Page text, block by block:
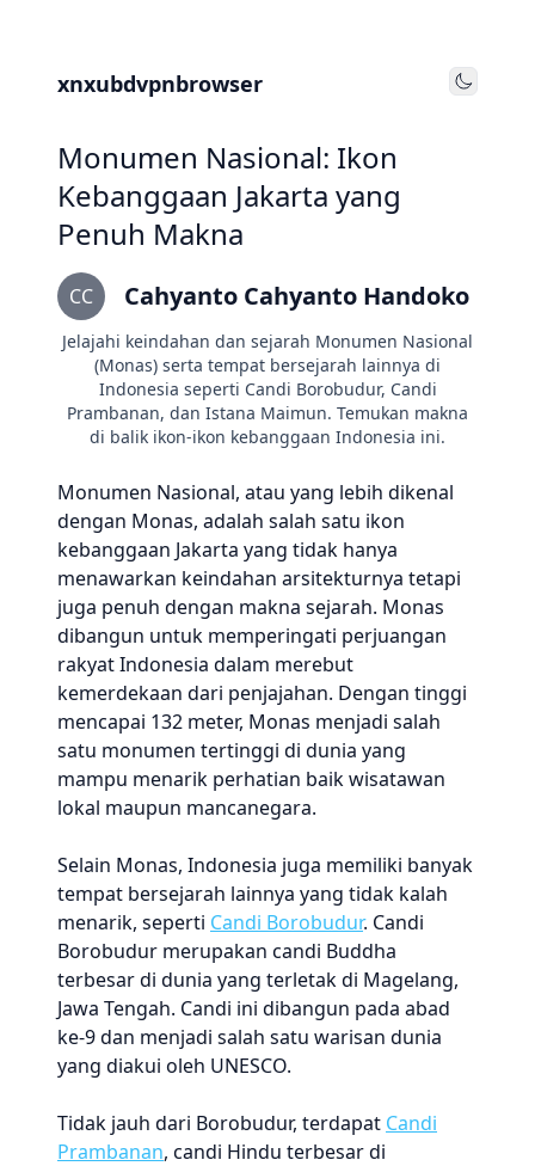
xnxubdvpnbrowser Toggle
Monumen Nasional: Ikon
Kebanggaan Jakarta yang
Penuh Makna
CC Cahyanto Cahyanto Handoko
Jelajahi keindahan dan sejarah Monumen Nasional
(Monas) serta tempat bersejarah lainnya di
Indonesia seperti Candi Borobudur, Candi
Prambanan, dan Istana Maimun. Temukan makna
di balik ikon-ikon kebanggaan Indonesia ini.
Monumen Nasional, atau yang lebih dikenal
dengan Monas, adalah salah satu ikon
kebanggaan Jakarta yang tidak hanya
menawarkan keindahan arsitekturnya tetapi
juga penuh dengan makna sejarah. Monas
dibangun untuk memperingati perjuangan
rakyat Indonesia dalam merebut
kemerdekaan dari penjajahan. Dengan tinggi
mencapai 132 meter, Monas menjadi salah
satu monumen tertinggi di dunia yang
mampu menarik perhatian baik wisatawan
lokal maupun mancanegara.
Selain Monas, Indonesia juga memiliki banyak
tempat bersejarah lainnya yang tidak kalah
menarik, seperti Candi Borobudur. Candi
Borobudur merupakan candi Buddha
terbesar di dunia yang terletak di Magelang,
Jawa Tengah. Candi ini dibangun pada abad
ke-9 dan menjadi salah satu warisan dunia
yang diakui oleh UNESCO.
Tidak jauh dari Borobudur, terdapat Candi
Prambanan, candi Hindu terbesar di